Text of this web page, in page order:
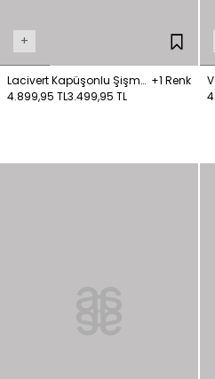
+
Lacivert Kapüşonlu Şişme
Mont
+1 Renk
4.899,95 TL3.499,95 TL